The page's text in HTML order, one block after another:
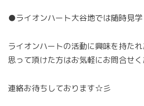
●ライオンハート大谷地では随時見学
ライオンハートの活動に興味を持た
思って頂けた方はお気軽にお問合せ
連絡お待ちしております☆彡